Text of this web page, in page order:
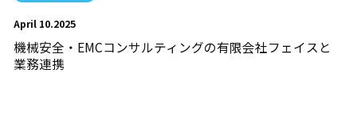
April 10.2025
機械安全・EMCコンサルティングの有限会社フェイスと
業務連携